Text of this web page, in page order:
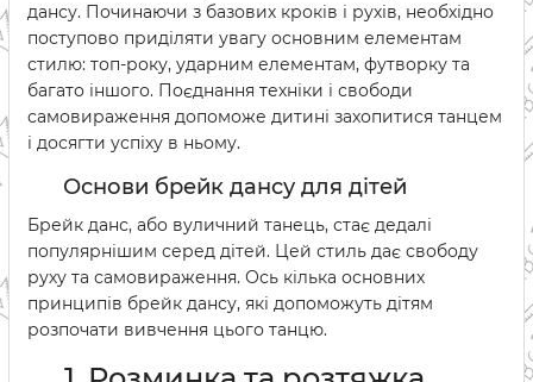
дансу. Починаючи з базових кроків і рухів, необхідно
поступово приділяти увагу основним елементам
стилю: топ-року, ударним елементам, футворку та
багато іншого. Поєднання техніки і свободи
самовираження допоможе дитині захопитися танцем
і досягти успіху в ньому.
Основи брейк дансу для дітей
Брейк данс, або вуличний танець, стає дедалі
популярнішим серед дітей. Цей стиль дає свободу
руху та самовираження. Ось кілька основних
принципів брейк дансу, які допоможуть дітям
розпочати вивчення цього танцю.